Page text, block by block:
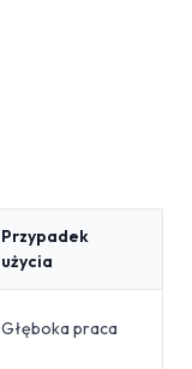
Przypadek
użycia
Głęboka praca